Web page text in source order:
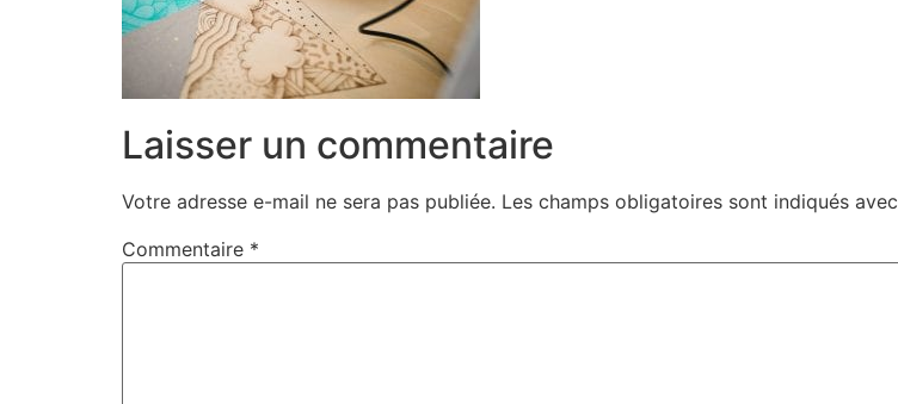
Laisser un commentaire
Votre adresse e-mail ne sera pas publiée. Les champs obligatoires sont indiqués avec
Commentaire *